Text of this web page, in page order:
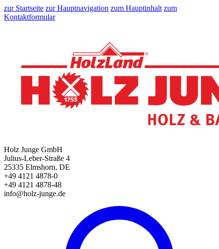
zur Startseite zur Hauptnavigation zum Hauptinhalt zum
Kontaktformular
Holz Junge GmbH
Julius-Leber-Straße 4
25335 Elmshorn, DE
+49 4121 4878-0
+49 4121 4878-48
info@holz-junge.de